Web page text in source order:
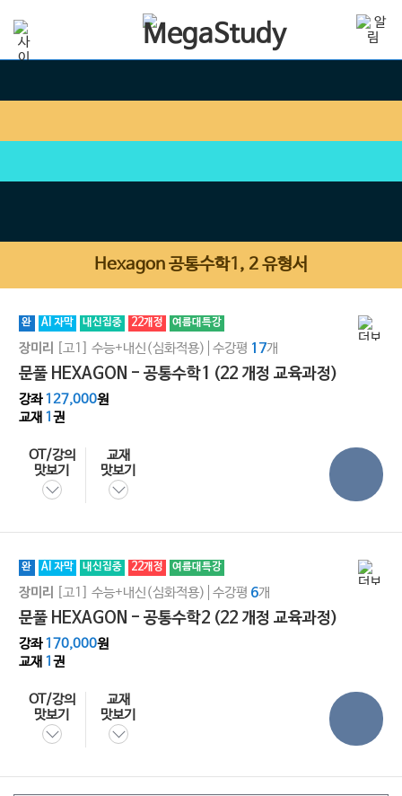
Hexagon 공통수학1, 2 유형서
완 AI 자막 내신집중 22개정 여름대특강
장미리 [고1] 수능+내신(심화적용) 수강평 17개
문풀 HEXAGON - 공통수학1 (22 개정 교육과정)
강좌127,000원
교재 1 권
OT/강의
맛보기
교재
맛보기
완 AI 자막 내신집중 22개정 여름대특강
장미리 [고1] 수능+내신(심화적용) 수강평 6개
문풀 HEXAGON - 공통수학2 (22 개정 교육과정)
강좌170,000원
교재 1 권
OT/강의
맛보기
교재
맛보기